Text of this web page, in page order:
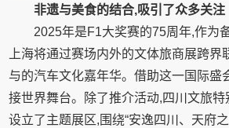
非遗与美食的结合,吸引了众多关注
2025年是F1大奖赛的75周年,作为
上海将通过赛场内外的文体旅商展跨界
与的汽车文化嘉年华。借助这一国际盛
接世界舞台。除了推介活动,四川文旅
设立了主题展区,围绕“安逸四川、天府